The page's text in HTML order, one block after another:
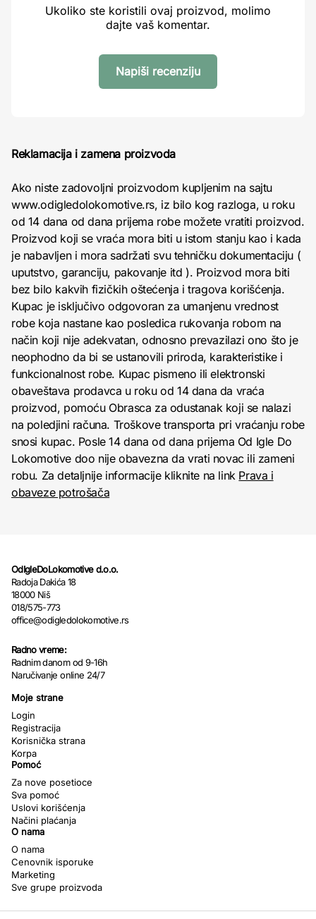
Ukoliko ste koristili ovaj proizvod, molimo
dajte vaš komentar.
Napiši recenziju
Reklamacija i zamena proizvoda
Ako niste zadovoljni proizvodom kupljenim na sajtu
www.odigledolokomotive.rs, iz bilo kog razloga, u roku
od 14 dana od dana prijema robe možete vratiti proizvod.
Proizvod koji se vraća mora biti u istom stanju kao i kada
je nabavljen i mora sadržati svu tehničku dokumentaciju (
uputstvo, garanciju, pakovanje itd ). Proizvod mora biti
bez bilo kakvih fizičkih oštećenja i tragova korišćenja.
Kupac je isključivo odgovoran za umanjenu vrednost
robe koja nastane kao posledica rukovanja robom na
način koji nije adekvatan, odnosno prevazilazi ono što je
neophodno da bi se ustanovili priroda, karakteristike i
funkcionalnost robe. Kupac pismeno ili elektronski
obaveštava prodavca u roku od 14 dana da vraća
proizvod, pomoću Obrasca za odustanak koji se nalazi
na poledjini računa. Troškove transporta pri vraćanju robe
snosi kupac. Posle 14 dana od dana prijema Od Igle Do
Lokomotive doo nije obavezna da vrati novac ili zameni
robu. Za detaljnije informacije kliknite na link Prava i
obaveze potrošača
OdIgleDoLokomotive d.o.o.
Radoja Dakića 18
18000 Niš
018/575-773
office@odigledolokomotive.rs
Radno vreme:
Radnim danom od 9-16h
Naručivanje online 24/7
Moje strane
Login
Registracija
Korisnička strana
Korpa
Pomoć
Za nove posetioce
Sva pomoć
Uslovi korišćenja
Načini plaćanja
O nama
O nama
Cenovnik isporuke
Marketing
Sve grupe proizvoda